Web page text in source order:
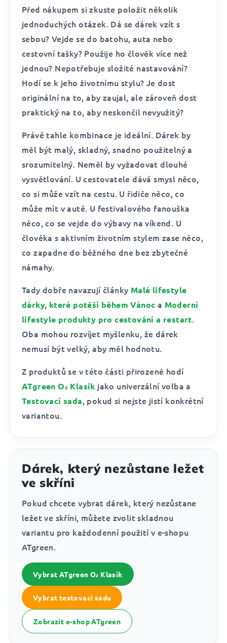
Před nákupem si zkuste položit několik
jednoduchých otázek. Dá se dárek vzít s
sebou? Vejde se do batohu, auta nebo
cestovní tašky? Použije ho člověk více než
jednou? Nepotřebuje složité nastavování?
Hodí se k jeho životnímu stylu? Je dost
originální na to, aby zaujal, ale zároveň dost
praktický na to, aby neskončil nevyužitý?
Právě tahle kombinace je ideální. Dárek by
měl být malý, skladný, snadno použitelný a
srozumitelný. Neměl by vyžadovat dlouhé
vysvětlování. U cestovatele dává smysl něco,
co si může vzít na cestu. U řidiče něco, co
může mít v autě. U festivalového fanouška
něco, co se vejde do výbavy na víkend. U
člověka s aktivním životním stylem zase něco,
co zapadne do běžného dne bez zbytečné
námahy.
Tady dobře navazují články Malé lifestyle
dárky, které potěší během Vánoc a Moderní
lifestyle produkty pro cestování a restart.
Oba mohou rozvíjet myšlenku, že dárek
nemusí být velký, aby měl hodnotu.
Z produktů se v této části přirozeně hodí
ATgreen O₂ Klasik jako univerzální volba a
Testovací sada, pokud si nejste jistí konkrétní
variantou.
Dárek, který nezůstane ležet
ve skříni
Pokud chcete vybrat dárek, který nezůstane
ležet ve skříni, můžete zvolit skladnou
variantu pro každodenní použití v e-shopu
ATgreen.
Vybrat ATgreen O₂ Klasik
Vybrat testovací sadu
Zobrazit e-shop ATgreen